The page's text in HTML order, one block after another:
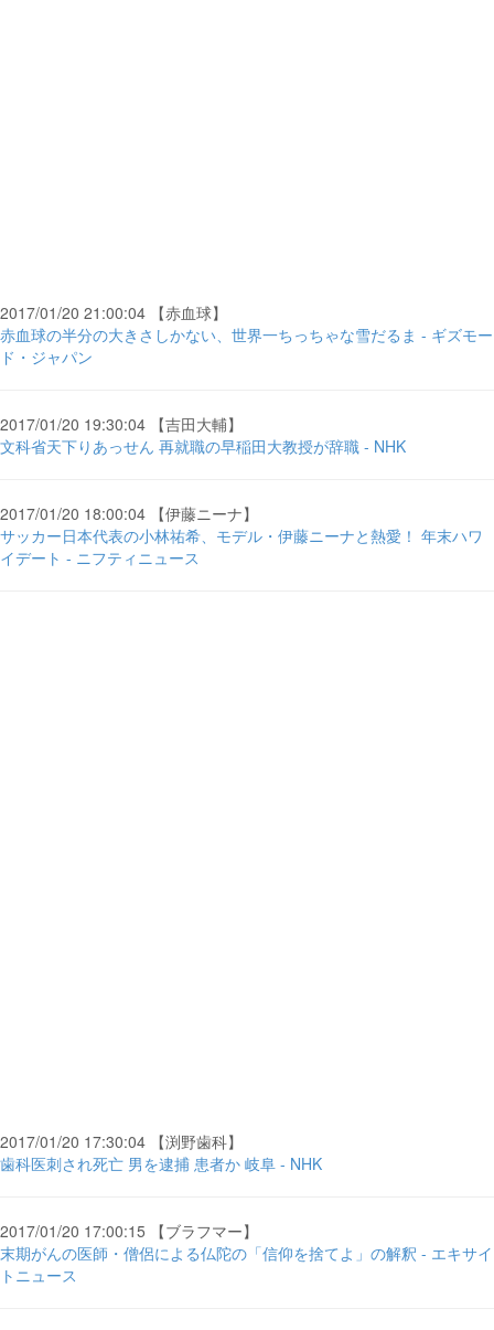
2017/01/20 21:00:04 【赤血球】
赤血球の半分の大きさしかない、世界一ちっちゃな雪だるま - ギズモー
ド・ジャパン
2017/01/20 19:30:04 【吉田大輔】
文科省天下りあっせん 再就職の早稲田大教授が辞職 - NHK
2017/01/20 18:00:04 【伊藤ニーナ】
サッカー日本代表の小林祐希、モデル・伊藤ニーナと熱愛！ 年末ハワ
イデート - ニフティニュース
2017/01/20 17:30:04 【渕野歯科】
歯科医刺され死亡 男を逮捕 患者か 岐阜 - NHK
2017/01/20 17:00:15 【ブラフマー】
末期がんの医師・僧侶による仏陀の「信仰を捨てよ」の解釈 - エキサイ
トニュース